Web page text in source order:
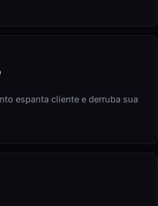
espanta cliente e derruba sua